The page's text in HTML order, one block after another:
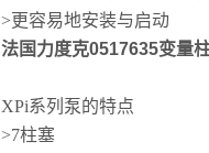
>更容易地安装与启动
法国力度克0517635变量
XPi系列泵的特点
>7柱塞